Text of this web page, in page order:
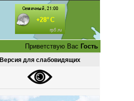
Приветствую Вас Гость
Версия для слабовидящих